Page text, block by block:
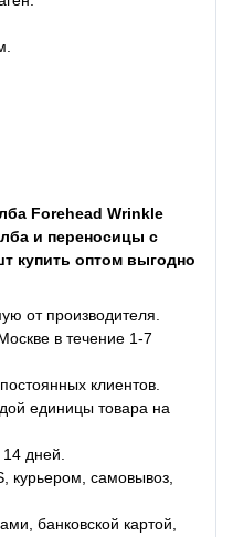
Forehead Wrinkle
и переносицы с
купить оптом выгодно
от производителя.
в течение 1-7
клиентов.
единицы товара на
дней.
курьером, самовывоз,
банковской картой,